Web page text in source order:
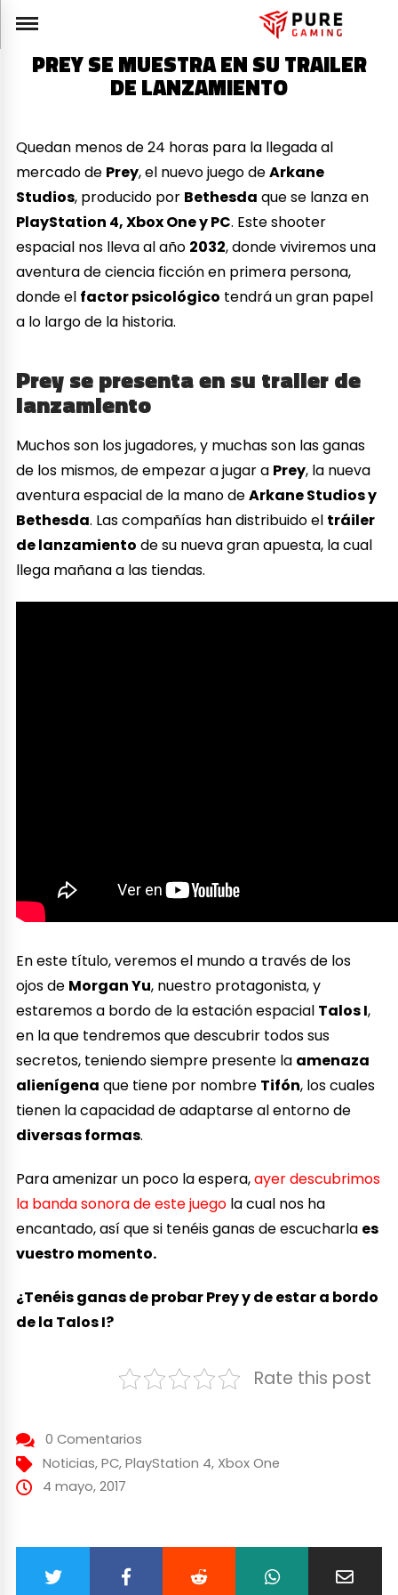
PREY SE MUESTRA EN SU TRAILER
DE LANZAMIENTO
Quedan menos de 24 horas para la llegada al
mercado de Prey, el nuevo juego deArkane
Studios, producido por Bethesda que se lanza en
PlayStation 4, Xbox One y PC. Este shooter
espacial nos lleva al año 2032, donde viviremos una
aventura de ciencia ficción en primera persona,
donde el factor psicológico tendrá un gran papel
a lo largo de la historia.
Prey se presenta en su trailer de
lanzamiento
Muchos son los jugadores, y muchas son las ganas
de los mismos, de empezar a jugar a Prey, la nueva
aventura espacial de la mano deArkane Studios y
Bethesda. Las compañías han distribuido el tráiler
de lanzamiento de su nueva gran apuesta, la cual
llega mañana a las tiendas.
En este título, veremos el mundo a través de los
ojos de Morgan Yu, nuestro protagonista, y
estaremos a bordo de la estación espacial Talos I,
en la que tendremos que descubrir todos sus
secretos, teniendo siempre presente la amenaza
alienígena que tiene por nombre Tifón, los cuales
tienen la capacidad de adaptarse al entorno de
diversas formas.
Para amenizar un poco la espera,ayer descubrimos
la banda sonora de este juego la cual nos ha
encantado, así que si tenéis ganas de escucharla es
vuestro momento.
¿Tenéis ganas de probar Prey y de estar a bordo
de la Talos I?
Rate this post
0 Comentarios
Noticias, PC, PlayStation 4, Xbox One
4 mayo, 2017